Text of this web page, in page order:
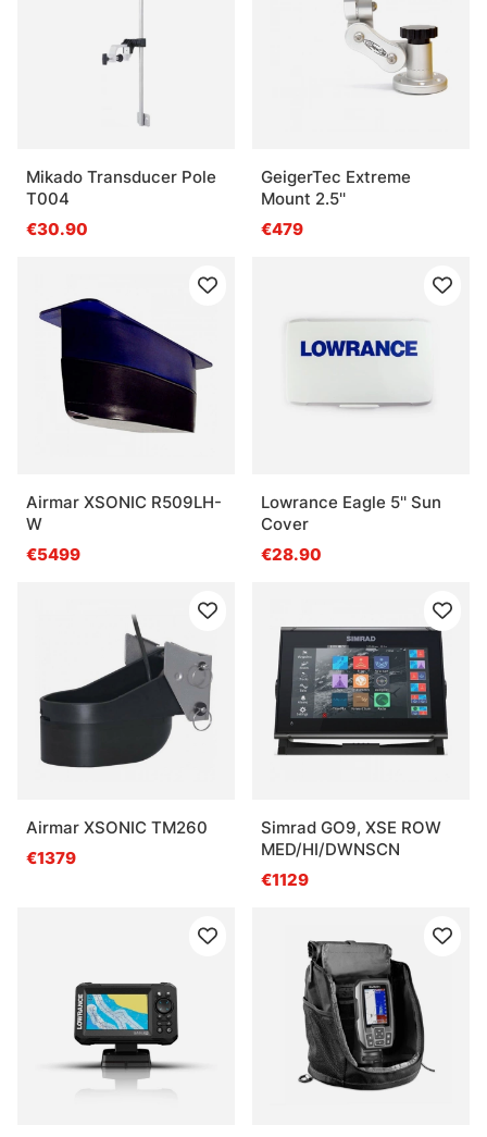
Mikado Transducer Pole
T004
€30.90
GeigerTec Extreme
Mount 2.5''
€479
Airmar XSONIC R509LH-
W
€5499
Lowrance Eagle 5'' Sun
Cover
€28.90
Airmar XSONIC TM260
€1379
Simrad GO9, XSE ROW
MED/HI/DWNSCN
€1129